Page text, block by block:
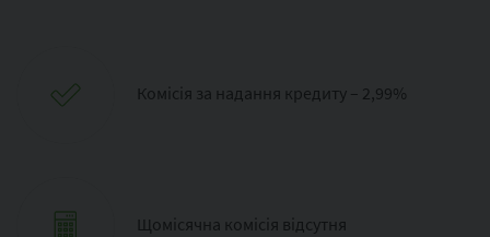
Комісія за надання кредиту – 2,99%
Щомісячна комісія відсутня